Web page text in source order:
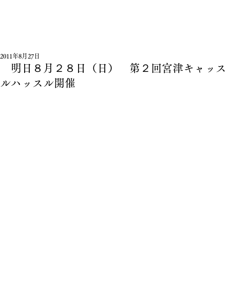
明日８月２８日（日） 第２回宮津キャッス
ルハッスル開催
2011年8月27日